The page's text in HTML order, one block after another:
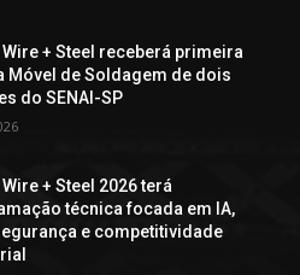
Wire + Steel receberá primeira
Móvel de Soldagem de dois
do SENAI-SP
Wire + Steel 2026 terá
técnica focada em IA,
e competitividade